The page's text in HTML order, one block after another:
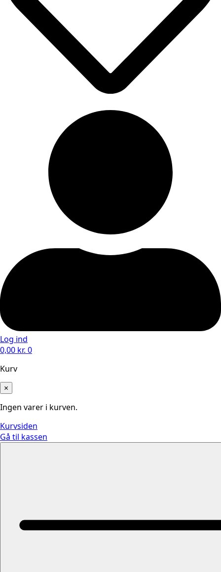
Log ind
0,00 kr. 0
Kurv
×
Ingen varer i kurven.
Kurvsiden
Gå til kassen